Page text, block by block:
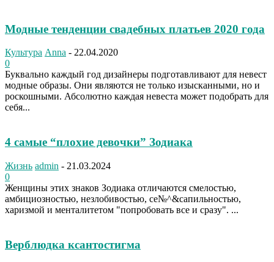
Модные тенденции свадебных платьев 2020 года
Культура Anna - 22.04.2020
0
Буквально каждый год дизайнеры подготавливают для невест
модные образы. Они являются не только изысканными, но и
роскошными. Абсолютно каждая невеста может подобрать для
себя...
4 самые “плохие девочки” Зодиака
Жизнь admin - 21.03.2024
0
Женщины этих знаков Зодиака отличаются смелостью,
амбициозностью, незлобивостью, се№^&сапильностью,
харизмой и менталитетом "попробовать все и сразу". ...
Верблюдка ксантостигма